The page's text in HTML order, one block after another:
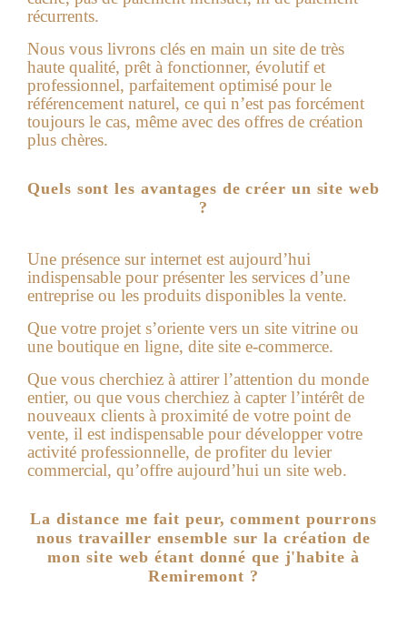
récurrents.
Nous vous livrons clés en main un site de très
haute qualité, prêt à fonctionner, évolutif et
professionnel, parfaitement optimisé pour le
référencement naturel, ce qui n’est pas forcément
toujours le cas, même avec des offres de création
plus chères.
Quels sont les avantages de créer un site web
?
Une présence sur internet est aujourd’hui
indispensable pour présenter les services d’une
entreprise ou les produits disponibles la vente.
Que votre projet s’oriente vers un site vitrine ou
une boutique en ligne, dite site e-commerce.
Que vous cherchiez à attirer l’attention du monde
entier, ou que vous cherchiez à capter l’intérêt de
nouveaux clients à proximité de votre point de
vente, il est indispensable pour développer votre
activité professionnelle, de profiter du levier
commercial, qu’offre aujourd’hui un site web.
La distance me fait peur, comment pourrons
nous travailler ensemble sur la création de
mon site web étant donné que j'habite à
Remiremont ?